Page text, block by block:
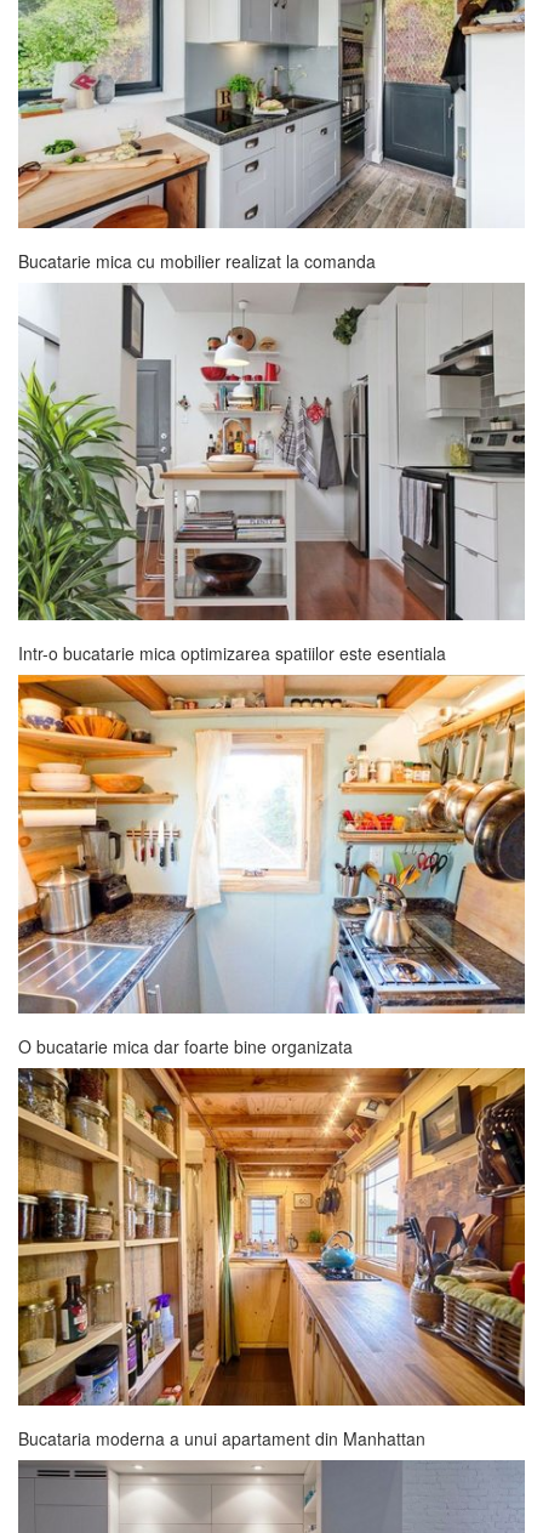
Bucatarie mica cu mobilier realizat la comanda
Intr-o bucatarie mica optimizarea spatiilor este esentiala
O bucatarie mica dar foarte bine organizata
Bucataria moderna a unui apartament din Manhattan